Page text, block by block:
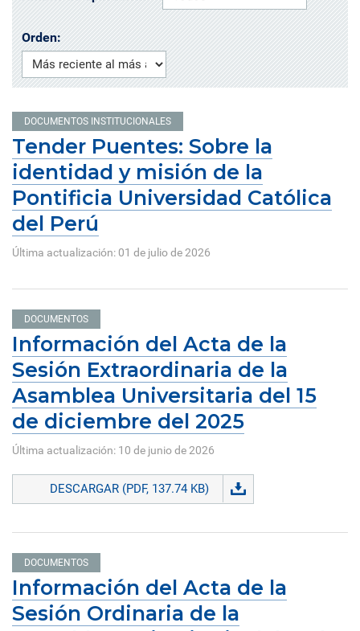
Orden:
DOCUMENTOS INSTITUCIONALES
Tender Puentes: Sobre la
identidad y misión de la
Pontificia Universidad Católica
del Perú
Última actualización: 01 de julio de 2026
DOCUMENTOS
Información del Acta de la
Sesión Extraordinaria de la
Asamblea Universitaria del 15
de diciembre del 2025
Última actualización: 10 de junio de 2026
DESCARGAR (PDF, 137.74 KB)
DOCUMENTOS
Información del Acta de la
Sesión Ordinaria de la